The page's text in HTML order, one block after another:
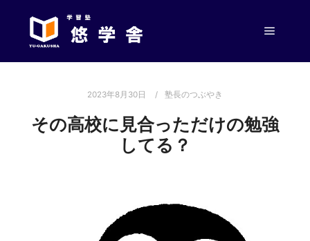
2023年8月30日 塾長のつぶやき
その高校に見合っただけの勉強
してる？